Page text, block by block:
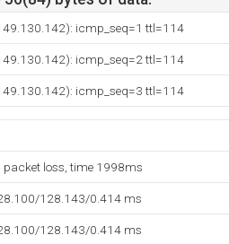
icmp_seq=1 ttl=114
icmp_seq=2 ttl=114
icmp_seq=3 ttl=114
packet loss, time 1998ms
128.143/0.414 ms
128.143/0.414 ms